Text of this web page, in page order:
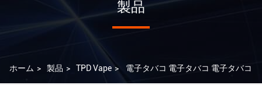
製品
ホーム > 製品 > TPD Vape > 電子タバコ 電子タバコ 電子タバコ